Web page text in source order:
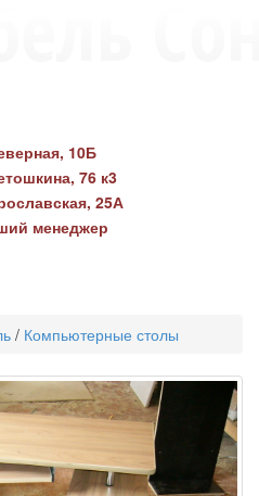
10Б
76 к3
25А
менеджер
/ Компьютерные столы